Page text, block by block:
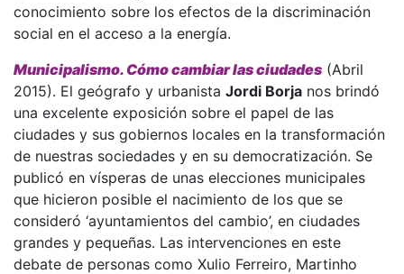
conocimiento sobre los efectos de la discriminación
social en el acceso a la energía.
Municipalismo. Cómo cambiar las ciudades (Abril
2015). El geógrafo y urbanista Jordi Borja nos brindó
una excelente exposición sobre el papel de las
ciudades y sus gobiernos locales en la transformación
de nuestras sociedades y en su democratización. Se
publicó en vísperas de unas elecciones municipales
que hicieron posible el nacimiento de los que se
consideró ‘ayuntamientos del cambio’, en ciudades
grandes y pequeñas. Las intervenciones en este
debate de personas como Xulio Ferreiro, Martinho